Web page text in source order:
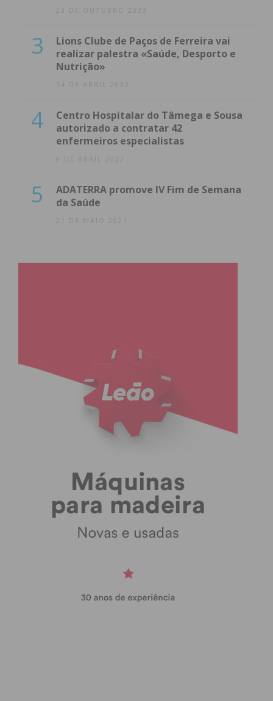
condições
23 DE OUTUBRO 2023
3
Lions Clube de Paços de Ferreira vai
realizar palestra «Saúde, Desporto e
Nutrição»
14 DE ABRIL 2022
4
Centro Hospitalar do Tâmega e Sousa
autorizado a contratar 42
enfermeiros especialistas
8 DE ABRIL 2022
5
ADATERRA promove IV Fim de Semana
da Saúde
21 DE MAIO 2021